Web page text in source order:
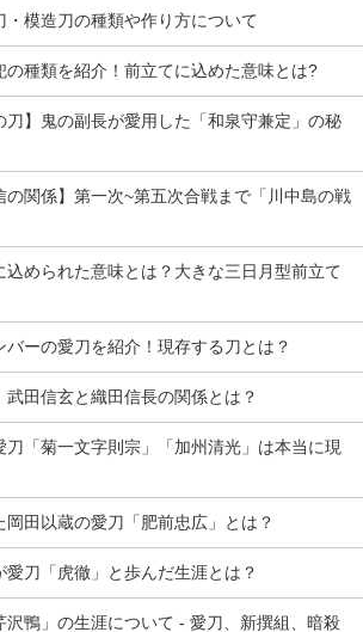
・模造刀の種類や作り方について
の種類を紹介！前立てに込めた意味とは?
刀】鬼の副長が愛用した「和泉守兼定」の秘
の関係】第一次~第五次合戦まで「川中島の戦
込められた意味とは？大きな三日月型前立て
バーの愛刀を紹介！現存する刀とは？
田信玄と織田信長の関係とは？
刀「菊一文字則宗」「加州清光」は本当に現
岡田以蔵の愛刀「肥前忠広」とは？
刀「虎徹」と歩んだ生涯とは？
沢鴨」の生涯について - 愛刀、新撰組、暗殺